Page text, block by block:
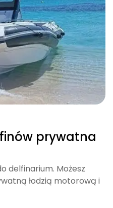
prywatna
delfinarium. Możesz
łodzią motorową i